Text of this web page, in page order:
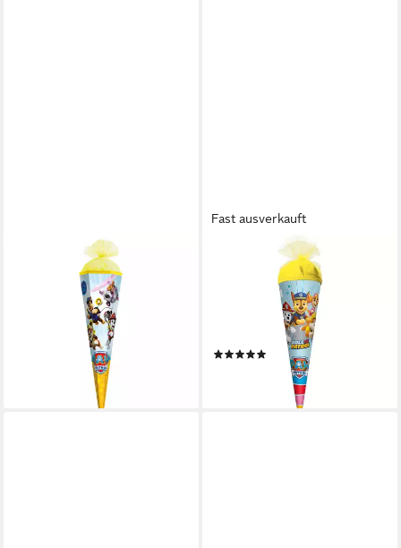
Schultüte Roth Schultüte
PAW PATROL eckig
Tüllverschluss 85cm
lieferbar - in 2-3 Werktagen bei dir
Fast ausverkauft
Schultüte Paw Patrol, 50cm,
rund, mit gelbem
Tüllverschluss, große
lieferbar - in 2-3 Werktagen bei dir